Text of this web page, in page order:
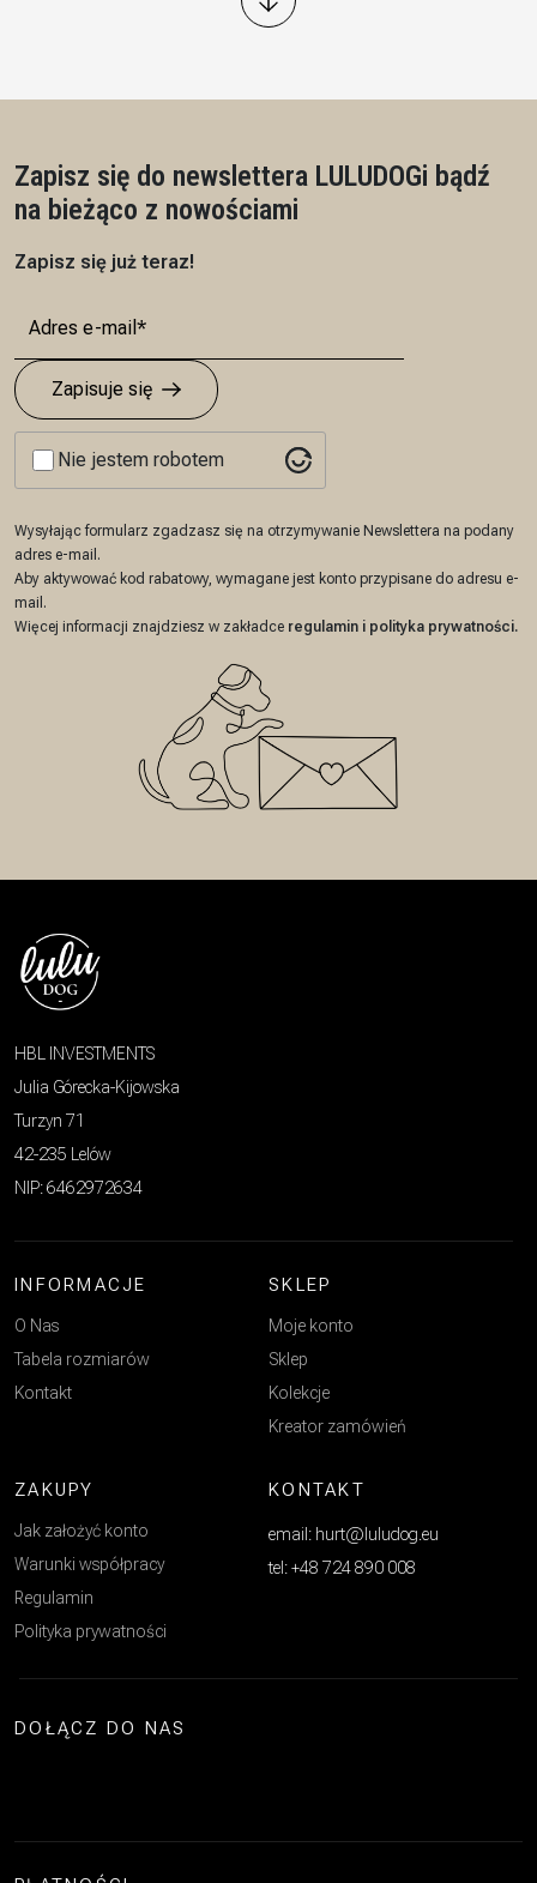
Zapisz się do newslettera LULUDOGi bądź
na bieżąco z nowościami
Zapisz się już teraz!
Zapisuje się
Nie jestem robotem
Wysyłając formularz zgadzasz się na otrzymywanie Newslettera na podany
adres e-mail.
Aby aktywować kod rabatowy, wymagane jest konto przypisane do adresu e-
mail.
Więcej informacji znajdziesz w zakładce regulamin i polityka prywatności.
HBL INVESTMENTS
Julia Górecka-Kijowska
Turzyn 71
42-235 Lelów
NIP: 6462972634
INFORMACJE
O Nas
Tabela rozmiarów
Kontakt
SKLEP
Moje konto
Sklep
Kolekcje
Kreator zamówień
ZAKUPY
Jak założyć konto
Warunki współpracy
Regulamin
Polityka prywatności
KONTAKT
email: hurt@luludog.eu
tel: +48 724 890 008
DOŁĄCZ DO NAS